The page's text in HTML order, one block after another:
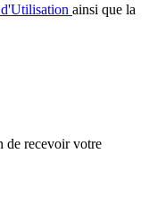
ainsi que la
de recevoir votre